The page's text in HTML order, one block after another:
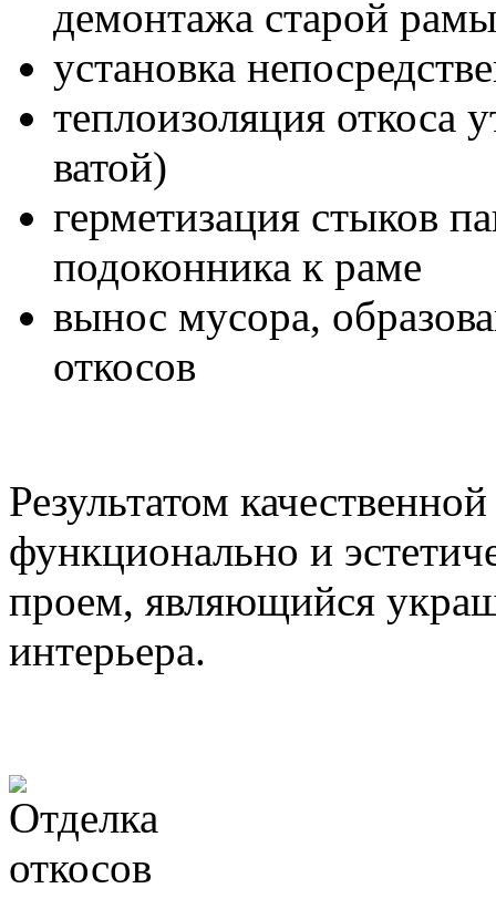
демонтажа старой
установка
теплоизоляция откоса
ватой)
герметизация стыков
подоконника к раме
вынос мусора,
откосов
Результатом
функционально и
проем, являющийся
интерьера.